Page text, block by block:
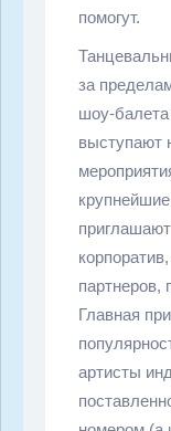
помогут.
за
шоу-
выступают
партнеров,
Главная
артисты